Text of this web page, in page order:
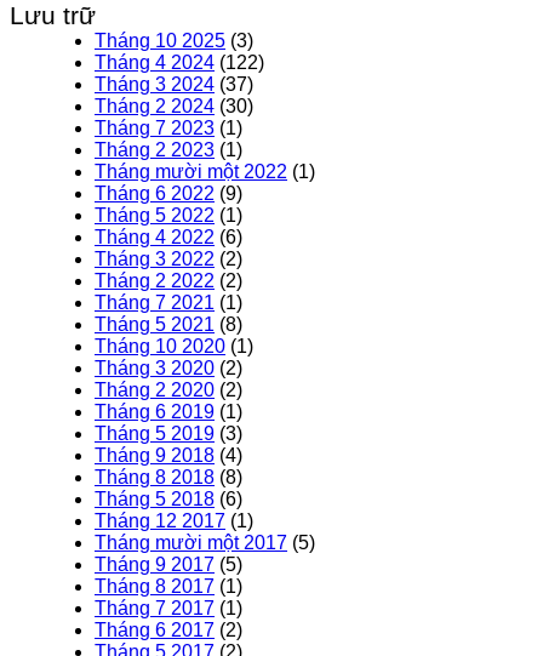
Lưu trữ
Tháng 10 2025 (3)
Tháng 4 2024 (122)
Tháng 3 2024 (37)
Tháng 2 2024 (30)
Tháng 7 2023 (1)
Tháng 2 2023 (1)
Tháng mười một 2022 (1)
Tháng 6 2022 (9)
Tháng 5 2022 (1)
Tháng 4 2022 (6)
Tháng 3 2022 (2)
Tháng 2 2022 (2)
Tháng 7 2021 (1)
Tháng 5 2021 (8)
Tháng 10 2020 (1)
Tháng 3 2020 (2)
Tháng 2 2020 (2)
Tháng 6 2019 (1)
Tháng 5 2019 (3)
Tháng 9 2018 (4)
Tháng 8 2018 (8)
Tháng 5 2018 (6)
Tháng 12 2017 (1)
Tháng mười một 2017 (5)
Tháng 9 2017 (5)
Tháng 8 2017 (1)
Tháng 7 2017 (1)
Tháng 6 2017 (2)